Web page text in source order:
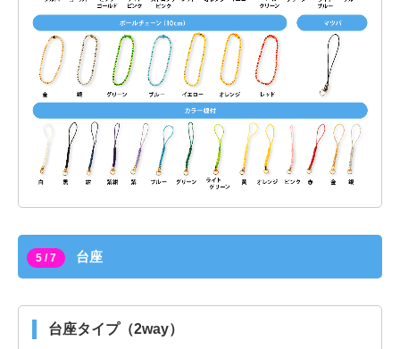
5 / 7 台座
台座タイプ（2way）